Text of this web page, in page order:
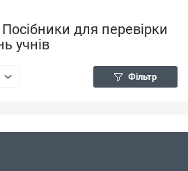
для перевірки
учнів
Фільтр